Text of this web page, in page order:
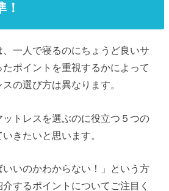
一人で寝るのにちょうど良いサ
ポイントを重視するかによって
の選び方は異なります。
トレスを選ぶのに役立つ５つの
きたいと思います。
いいのかわからない！」という方
するポイントについてご注目く